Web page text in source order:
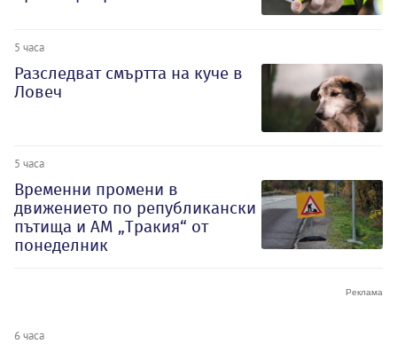
5 часа
Разследват смъртта на куче в
Ловеч
5 часа
Временни промени в
движението по републикански
пътища и АМ „Тракия“ от
понеделник
6 часа